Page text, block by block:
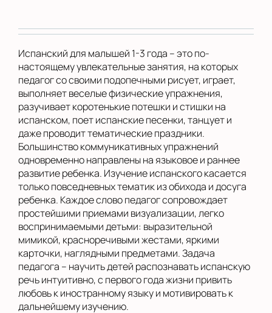
Испанский для малышей 1-3 года – это по-
настоящему увлекательные занятия, на которых
педагог со своими подопечными рисует, играет,
выполняет веселые физические упражнения,
разучивает коротенькие потешки и стишки на
испанском, поет испанские песенки, танцует и
даже проводит тематические праздники.
Большинство коммуникативных упражнений
одновременно направлены на языковое и раннее
развитие ребенка. Изучение испанского касается
только повседневных тематик из обихода и досуга
ребенка. Каждое слово педагог сопровождает
простейшими приемами визуализации, легко
воспринимаемыми детьми: выразительной
мимикой, красноречивыми жестами, яркими
карточки, наглядными предметами. Задача
педагога – научить детей распознавать испанскую
речь интуитивно, с первого года жизни привить
любовь к иностранному языку и мотивировать к
дальнейшему изучению.